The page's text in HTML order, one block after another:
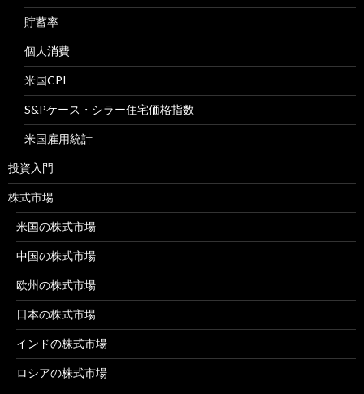
貯蓄率
個人消費
米国CPI
S&Pケース・シラー住宅価格指数
米国雇用統計
投資入門
株式市場
米国の株式市場
中国の株式市場
欧州の株式市場
日本の株式市場
インドの株式市場
ロシアの株式市場